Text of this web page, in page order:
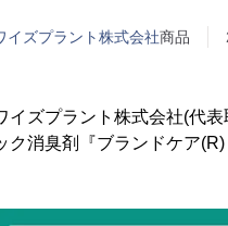
イズプラント株式会社商品
イズプラント株式会社(代
ク消臭剤『ブランドケア